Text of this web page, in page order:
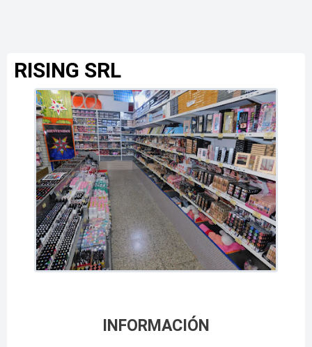
RISING SRL
INFORMACIÓN